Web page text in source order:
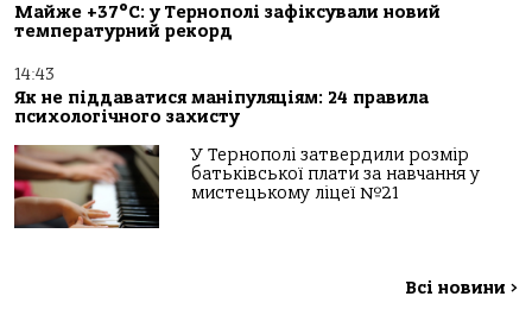
Майже +37°C: у Тернополі зафіксували новий
температурний рекорд
14:43
Як не піддаватися маніпуляціям: 24 правила
психологічного захисту
У Тернополі затвердили розмір
батьківської плати за навчання у
мистецькому ліцеї №21
Всі новини >